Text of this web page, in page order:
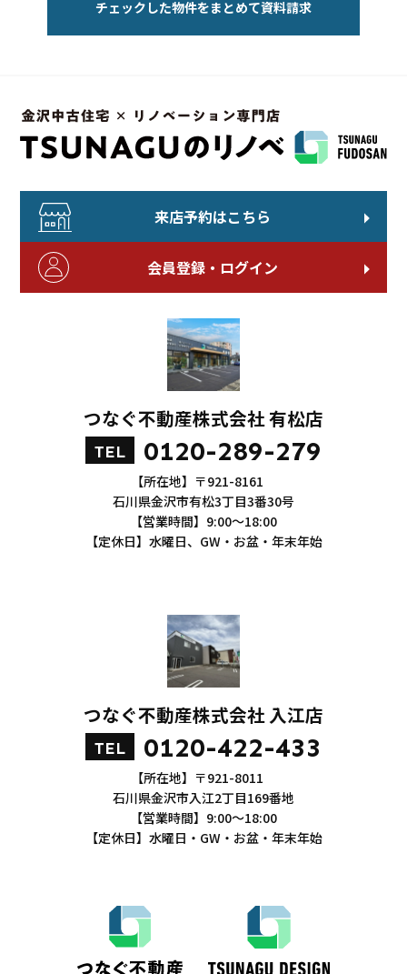
来店予約はこちら
会員登録・ログイン
つなぐ不動産株式会社 有松店
TEL 0120-289-279
【所在地】〒921-8161
石川県金沢市有松3丁目3番30号
【営業時間】9:00～18:00
【定休日】水曜日、GW・お盆・年末年始
つなぐ不動産株式会社 入江店
TEL 0120-422-433
【所在地】〒921-8011
石川県金沢市入江2丁目169番地
【営業時間】9:00～18:00
【定休日】水曜日・GW・お盆・年末年始